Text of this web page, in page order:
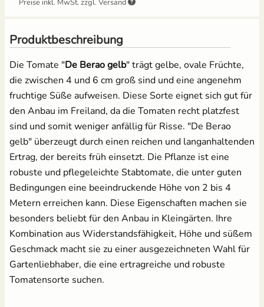
Tomatenschere zum
Ausgeizen, Beschneiden
& Ernten
10,49 €
UVP14,95 €
Erdtopfpresse für
Hobbygärtner & Profis
7,69 €UVP8,29 €
Grow-Set groß -
Profigärtner
21,95 €
[Kunststoff] &
Pikierstab aus Holz
13,99 €
Anzuchtschalen Set &
Erdtopfpresse
[Kunststoff]
17,99 €
Preise inkl. MwSt. zzgl. Versand
Produktbeschreibung
Die Tomate "De Berao gelb" trägt gelbe, ovale Früchte,
die zwischen 4 und 6 cm groß sind und eine angenehm
fruchtige Süße aufweisen. Diese Sorte eignet sich gut für
den Anbau im Freiland, da die Tomaten recht platzfest
sind und somit weniger anfällig für Risse. "De Berao
gelb" überzeugt durch einen reichen und langanhaltenden
Ertrag, der bereits früh einsetzt. Die Pflanze ist eine
robuste und pflegeleichte Stabtomate, die unter guten
Bedingungen eine beeindruckende Höhe von 2 bis 4
Metern erreichen kann. Diese Eigenschaften machen sie
besonders beliebt für den Anbau in Kleingärten. Ihre
Kombination aus Widerstandsfähigkeit, Höhe und süßem
Geschmack macht sie zu einer ausgezeichneten Wahl für
Gartenliebhaber, die eine ertragreiche und robuste
Tomatensorte suchen.
Spinat
Tomaten
Zuckermais
Zuckerschoten